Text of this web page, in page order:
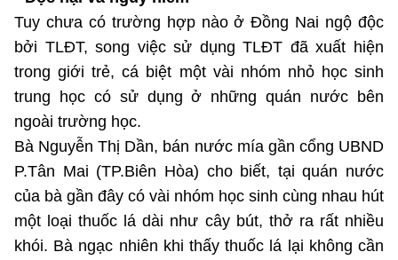
Vietnamese English
BỘ KHOA HỌC VÀ CÔNG NGHỆ
MINISTRY OF SCIENCE AND TECHNOLOGY
Điều khoản sử dụng Theo dõi MST: Góp ý
Cơ quan chủ quản: Bộ Khoa học và Công nghệ (MST)
Tuy chưa có trường hợp nào ở Đồng Nai ngộ độc
bởi TLĐT, song việc sử dụng TLĐT đã xuất hiện
trong giới trẻ, cá biệt một vài nhóm nhỏ học sinh
trung học có sử dụng ở những quán nước bên
ngoài trường học.
Bà Nguyễn Thị Dần, bán nước mía gần cổng UBND
P.Tân Mai (TP.Biên Hòa) cho biết, tại quán nước
của bà gần đây có vài nhóm học sinh cùng nhau hút
một loại thuốc lá dài như cây bút, thở ra rất nhiều
khói. Bà ngạc nhiên khi thấy thuốc lá lại không cần